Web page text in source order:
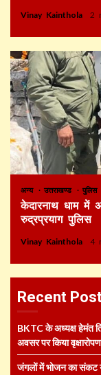
Vinay Kainthola 2
अन्य उत्तराखण्ड पुलिस
केदारनाथ धाम में
रुद्रप्रयाग पुलिस
Vinay Kainthola 4
Recent
BKTC के अध्यक्ष हेमंत
अवसर पर किया वृक्षारोपण
जंगलों में भोजन का संकट या